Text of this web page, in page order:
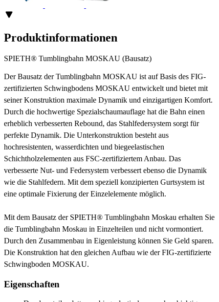
Produktinformationen
SPIETH® Tumblingbahn MOSKAU (Bausatz)
Der Bausatz der Tumblingbahn MOSKAU ist auf Basis des FIG-
zertifizierten Schwingbodens MOSKAU entwickelt und bietet mit
seiner Konstruktion maximale Dynamik und einzigartigen Komfort.
Durch die hochwertige Spezialschaumauflage hat die Bahn einen
erheblich verbesserten Rebound, das Stahlfedersystem sorgt für
perfekte Dynamik. Die Unterkonstruktion besteht aus
hochresistenten, wasserdichten und biegeelastischen
Schichtholzelementen aus FSC-zertifiziertem Anbau. Das
verbesserte Nut- und Federsystem verbessert ebenso die Dynamik
wie die Stahlfedern. Mit dem speziell konzipierten Gurtsystem ist
eine optimale Fixierung der Einzelelemente möglich.
Mit dem Bausatz der SPIETH® Tumblingbahn Moskau erhalten Sie
die Tumblingbahn Moskau in Einzelteilen und nicht vormontiert.
Durch den Zusammenbau in Eigenleistung können Sie Geld sparen.
Die Konstruktion hat den gleichen Aufbau wie der FIG-zertifizierte
Schwingboden MOSKAU.
Eigenschaften